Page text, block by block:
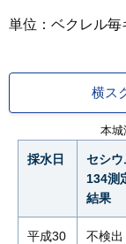
単位：ベクレル毎
横ス
本城
採水日
セシウ
134測
結果
平成30
不検出